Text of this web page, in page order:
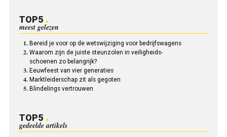
TOP5
meest gelezen
Bereid je voor op de wetswijziging voor bedrijfswagens
Waarom zijn de juiste steunzolen in veiligheids-
schoenen zo belangrijk?
Eeuwfeest van vier generaties
Marktleiderschap zit als gegoten
Blindelings vertrouwen
TOP5
gedeelde artikels